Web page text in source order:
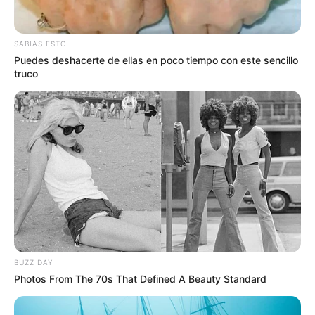
Mike Bahía.
LEA TAMBIÉN
Juanda Caribe regresa a
Barranquilla para enfrentar su
nueva realidad familiar
La reacción no se hizo esperar y miles de usuarios
comenzaron a revisar las redes del cantante buscando
SABIAS ESTO
Puedes deshacerte de ellas en poco tiempo con este sencillo
truco
BUZZ DAY
Photos From The 70s That Defined A Beauty Standard